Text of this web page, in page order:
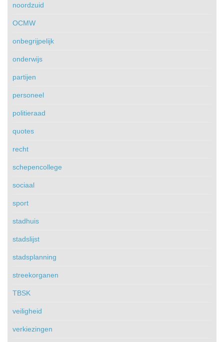
noordzuid
OCMW
onbegrijpelijk
onderwijs
partijen
personeel
politieraad
quotes
recht
schepencollege
sociaal
sport
stadhuis
stadslijst
stadsplanning
streekorganen
TBSK
veiligheid
verkiezingen